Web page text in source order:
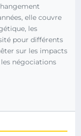
elle couvre
les
pour différents
sur les impacts
négociations